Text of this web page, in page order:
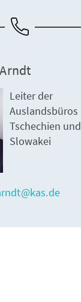
Leiter der
Auslandsbüros
Tschechien und
Slowakei